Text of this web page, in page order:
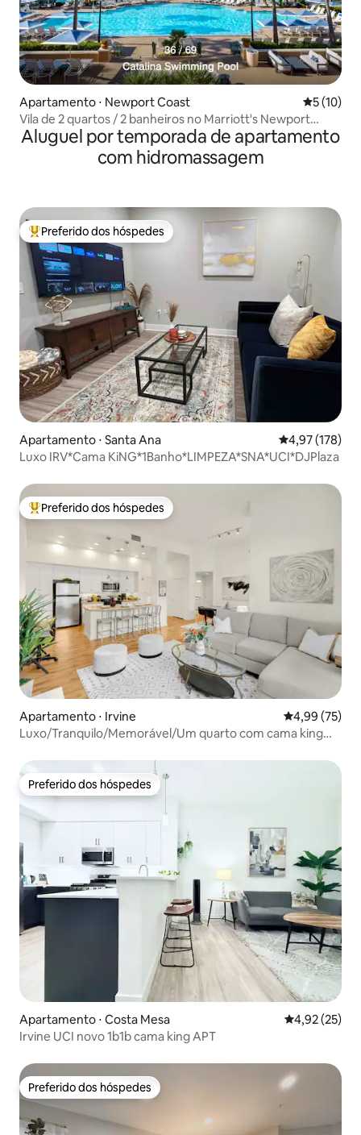
Apartamento ⋅ Newport Coast 5 de uma
5 (10)
Vila de 2 quartos / 2 banheiros no Marriott's Newport
Coast
Aluguel por temporada de apartamento
com hidromassagem
Entre os melhores preferidos dos hóspedes
Preferido dos hóspedes
Apartamento ⋅ Santa Ana 4,97 de uma
4,97 (178)
Luxo IRV*Cama KiNG*1Banho*LIMPEZA*SNA*UCI*DJPlaza
Entre os melhores preferidos dos hóspedes
Preferido dos hóspedes
Apartamento ⋅ Irvine 4,99 de uma
4,99 (75)
Luxo/Tranquilo/Memorável/Um quarto com cama king
Preferido dos hóspedes
Preferido dos hóspedes
Apartamento ⋅ Costa Mesa 4,92 de uma
4,92 (25)
Irvine UCI novo 1b1b cama king APT
Preferido dos hóspedes
Preferido dos hóspedes